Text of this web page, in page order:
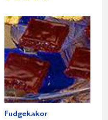
Fudgekakor